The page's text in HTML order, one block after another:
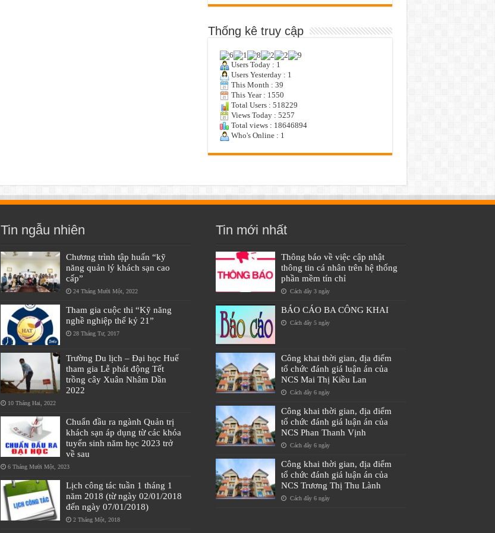
Thống kê truy cập
Users Today : 1
Users Yesterday : 1
This Month : 39
This Year : 1550
Total Users : 518229
Views Today : 5257
Total views : 18646894
Who's Online : 1
Tin ngẫu nhiên
Chương trình tập huấn “kỹ
năng quản lý khách sạn cao
cấp”
24 Tháng Mười Một, 2022
Tham gia cuộc thi “Kỹ năng
nghề nghiệp thế kỷ 21”
28 Tháng Tư, 2017
Trường Du lịch – Đại học Huế
tham gia Lễ phát động Tết
trồng cây Xuân Nhâm Dần
2022
10 Tháng Hai, 2022
Chuẩn đầu ra ngành Quản trị
khách sạn áp dụng từ các khóa
tuyển sinh năm học 2023 trở
về sau
6 Tháng Mười Một, 2023
Lịch công tác tuần 1 tháng 1
năm 2018 (từ ngày 02/01/2018
đến ngày 07/01/2018)
2 Tháng Một, 2018
Tin mới nhất
Thông báo về việc cập nhật
thông tin cá nhân trên hệ thống
phần mềm tín chỉ
Cách đây 3 ngày
BÁO CÁO BA CÔNG KHAI
Cách đây 5 ngày
Công khai thời gian, địa điểm
tổ chức đánh giá luận án của
NCS Mai Thị Kiều Lan
Cách đây 6 ngày
Công khai thời gian, địa điểm
tổ chức đánh giá luận án của
NCS Phan Thanh Vịnh
Cách đây 6 ngày
Công khai thời gian, địa điểm
tổ chức đánh giá luận án của
NCS Trương Thị Thu Lành
Cách đây 6 ngày